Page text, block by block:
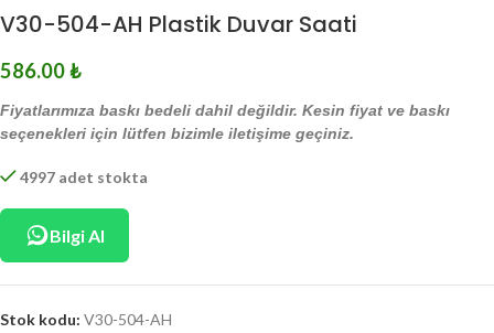
V30-504-AH Plastik Duvar Saati
586.00₺
Fiyatlarımıza baskı bedeli dahil değildir. Kesin fiyat ve baskı
seçenekleri için lütfen bizimle iletişime geçiniz.
4997 adet stokta
Bilgi Al
Stok kodu: V30-504-AH